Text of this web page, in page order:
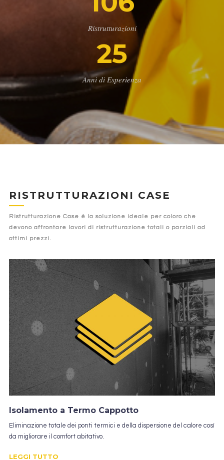
Ristrutturazioni
25
Anni di Esperienza
RISTRUTTURAZIONI CASE
Ristrutturazione Case è la soluzione ideale per coloro che
devono affrontare lavori di ristrutturazione totali o parziali ad
ottimi prezzi.
Isolamento a Termo Cappotto
Eliminazione totale dei ponti termici e della dispersione del calore così
da migliorare il comfort abitativo.
LEGGI TUTTO